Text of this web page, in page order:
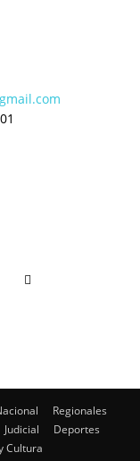
Regionales
Judicial
Deportes
Cultura